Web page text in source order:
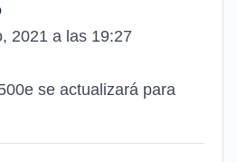
2021 a las 19:27
se actualizará para